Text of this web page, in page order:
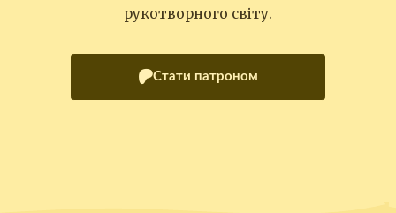
рукотворного світу.
Стати патроном